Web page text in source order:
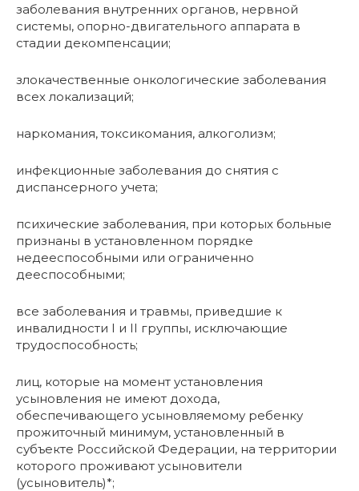
заболевания внутренних органов, нервной
системы, опорно-двигательного аппарата в
стадии декомпенсации;
злокачественные онкологические заболевания
всех локализаций;
наркомания, токсикомания, алкоголизм;
инфекционные заболевания до снятия с
диспансерного учета;
психические заболевания, при которых больные
признаны в установленном порядке
недееспособными или ограниченно
дееспособными;
все заболевания и травмы, приведшие к
инвалидности I и II группы, исключающие
трудоспособность;
лиц, которые на момент установления
усыновления не имеют дохода,
обеспечивающего усыновляемому ребенку
прожиточный минимум, установленный в
субъекте Российской Федерации, на территории
которого проживают усыновители
(усыновитель)*;